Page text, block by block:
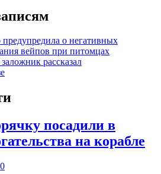
предупредила о негативных
вейпов при питомцах
рассказал
посадили в
на корабле
0